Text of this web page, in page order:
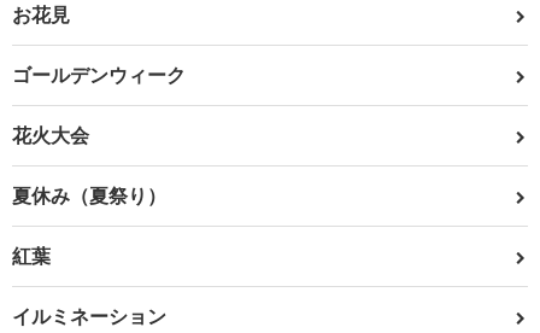
お花見
ゴールデンウィーク
花火大会
夏休み（夏祭り）
紅葉
イルミネーション